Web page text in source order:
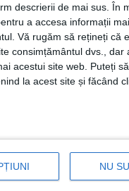
descrierii de mai sus. În
a accesa informații
Vă rugăm să rețineți că
consimțământul dvs.,
acestui site web. Puteți
la acest site și făcând
NU